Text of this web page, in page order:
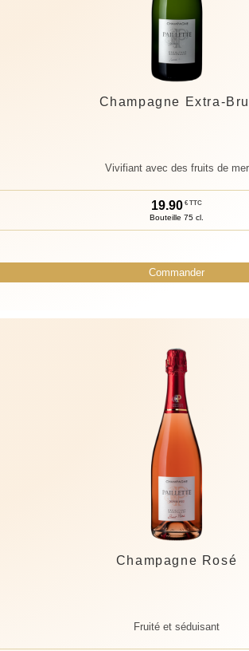
Champagne Extra-
Vivifiant avec des fruits de mer
19.90 € TTC
Bouteille 75 cl.
Commander
Champagne Rosé
Fruité et séduisant